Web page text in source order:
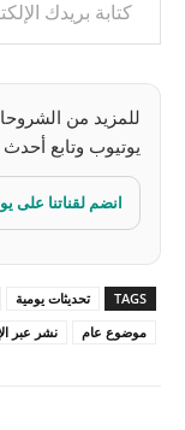
ل
للمزيد من
يوتيوب وتابع
انضم لقناتنا على
TAGS تحديثات يومية
موضوع عام
نشر عبر